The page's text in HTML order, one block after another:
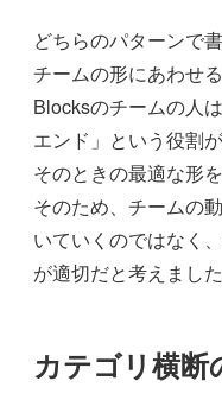
どちらのパターンで
チームの形にあわせ
Blocksのチームの人
エンド」という役割
そのときの最適な形を
そのため、チームの
いていくのではなく
が適切だと考えました
カテゴリ横断